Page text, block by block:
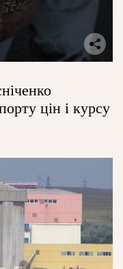
цін і курсу